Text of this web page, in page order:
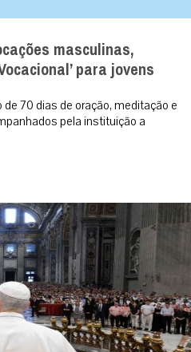
masculinas,
para jovens
70 dias de oração, meditação e
pela instituição a